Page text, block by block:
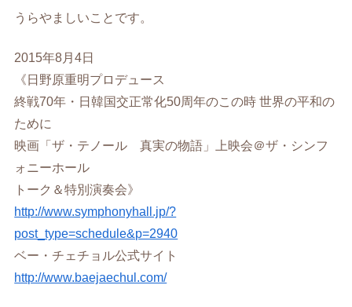
うらやましいことです。
2015年8月4日
《日野原重明プロデュース
終戦70年・日韓国交正常化50周年のこの時 世界の平和の
ために
映画「ザ・テノール 真実の物語」上映会＠ザ・シンフ
ォニーホール
トーク＆特別演奏会》
http://www.symphonyhall.jp/?
post_type=schedule&p=2940
ベー・チェチョル公式サイト
http://www.baejaechul.com/